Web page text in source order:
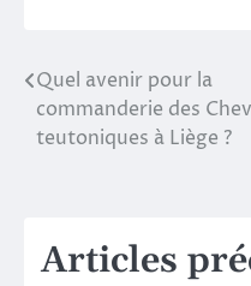
Navigation
de
Quel avenir pour la
commanderie des
teutoniques à Liège ?
Articles